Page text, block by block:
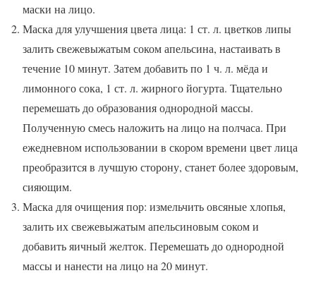
маски на лицо.
Маска для улучшения цвета лица: 1 ст. л. цветков липы
залить свежевыжатым соком апельсина, настаивать в
течение 10 минут. Затем добавить по 1 ч. л. мёда и
лимонного сока, 1 ст. л. жирного йогурта. Тщательно
перемешать до образования однородной массы.
Полученную смесь наложить на лицо на полчаса. При
ежедневном использовании в скором времени цвет лица
преобразится в лучшую сторону, станет более здоровым,
сияющим.
Маска для очищения пор: измельчить овсяные хлопья,
залить их свежевыжатым апельсиновым соком и
добавить яичный желток. Перемешать до однородной
массы и нанести на лицо на 20 минут.